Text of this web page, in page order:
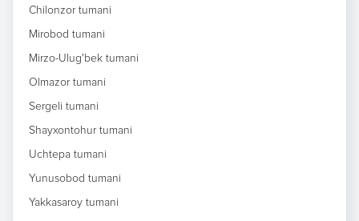
Chilonzor tumani
Mirobod tumani
Mirzo-Ulug'bek tumani
Olmazor tumani
Sergeli tumani
Shayxontohur tumani
Uchtepa tumani
Yunusobod tumani
Yakkasaroy tumani